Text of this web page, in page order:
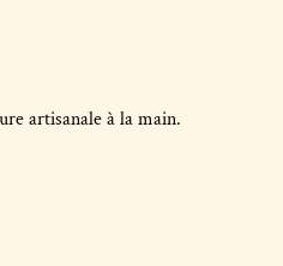
artisanale à la main.